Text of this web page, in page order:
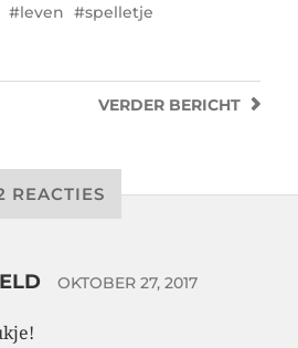
leven
spelletje
VERDER BERICHT
REACTIES
OKTOBER 27, 2017